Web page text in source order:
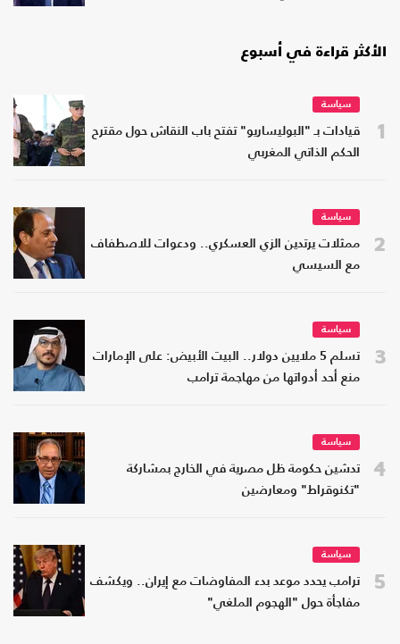
الأكثر قراءة في أسبوع
1
سياسة
قيادات بـ "البوليساريو" تفتح باب النقاش حول مقترح
الحكم الذاتي المغربي
2
سياسة
ممثلات يرتدين الزي العسكري.. ودعوات للاصطفاف
مع السيسي
3
سياسة
تسلم 5 ملايين دولار.. البيت الأبيض: على الإمارات
منع أحد أدواتها من مهاجمة ترامب
4
سياسة
تدشين حكومة ظل مصرية في الخارج بمشاركة
"تكنوقراط" ومعارضين
5
سياسة
ترامب يحدد موعد بدء المفاوضات مع إيران.. ويكشف
مفاجأة حول "الهجوم الملغي"